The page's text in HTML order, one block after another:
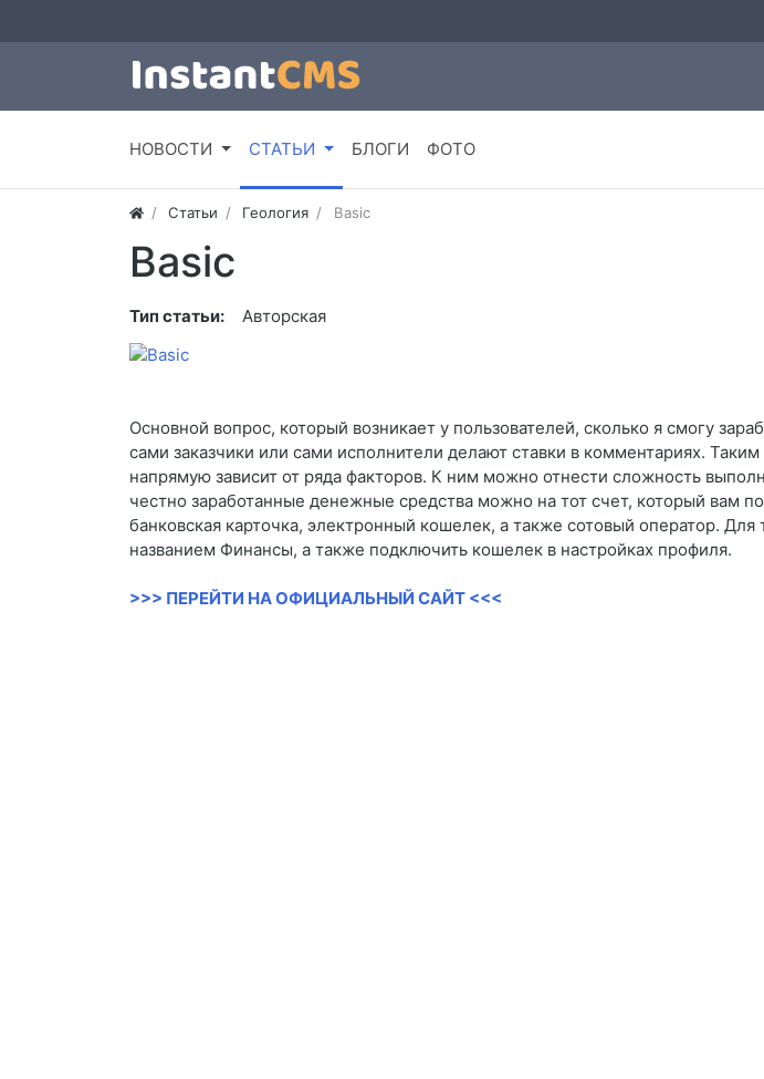
НОВОСТИ СТАТЬИ БЛОГИ ФОТО
Статьи Геология Basic
Basic
Тип статьи: Авторская
Основной вопрос, который возникает у пользователей, сколько я смогу
сами заказчики или сами исполнители делают ставки в комментариях.
напрямую зависит от ряда факторов. К ним можно отнести сложность
честно заработанные денежные средства можно на тот счет, который вам
банковская карточка, электронный кошелек, а также сотовый оператор.
названием Финансы, а также подключить кошелек в настройках профиля.
>>> ПЕРЕЙТИ НА ОФИЦИАЛЬНЫЙ САЙТ <<<